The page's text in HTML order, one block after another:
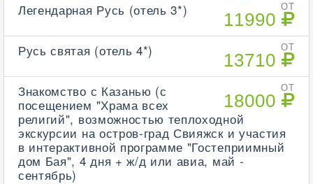
ОТ
11990
Легендарная Русь (отель 3*)
ОТ
13710
Русь святая (отель 4*)
ОТ
18000
Знакомство с Казанью (с
посещением "Храма всех
религий", возможностью теплоходной
экскурсии на остров-град Свияжск и участия
в интерактивной программе "Гостеприимный
дом Бая", 4 дня + ж/д или авиа, май -
сентябрь)